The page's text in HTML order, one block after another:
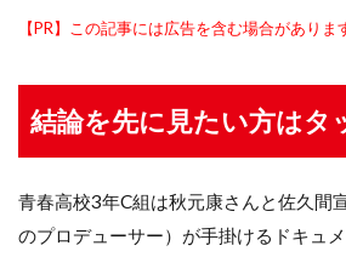
【PR】この記事には広告を含む場合がありま
結論を先に見たい方はタ
青春高校3年C組は秋元康さんと佐久間
のプロデューサー）が手掛けるドキュ